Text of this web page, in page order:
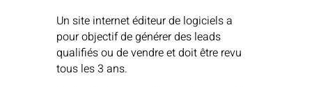
Un site internet éditeur de logiciels a
pour objectif de générer des leads
qualifiés ou de vendre et doit être revu
tous les 3 ans.